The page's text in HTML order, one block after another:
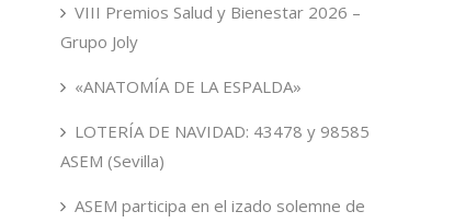
VIII Premios Salud y Bienestar 2026 –
Grupo Joly
«ANATOMÍA DE LA ESPALDA»
LOTERÍA DE NAVIDAD: 43478 y 98585
ASEM (Sevilla)
ASEM participa en el izado solemne de